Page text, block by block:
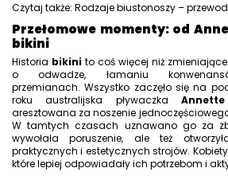
Czytaj także: Rodzaje biustonoszy –
Przełomowe momenty: od
bikini
Historia bikini to coś więcej niż
o odwadze, łamaniu
przemianach. Wszystko zaczęło się na
roku australijska pływaczka
aresztowana za noszenie
W tamtych czasach uznawano go za
wywołała poruszenie, ale też
praktycznych i estetycznych strojów.
które lepiej odpowiadały ich potrzebom i